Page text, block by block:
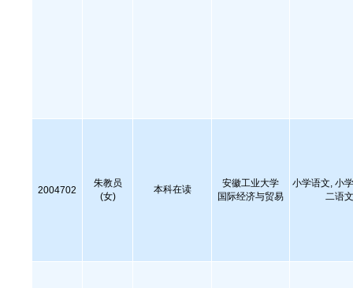
2004702
朱教员
(女)
本科在读
安徽工业大学
国际经济与贸易
小学语文, 小
二语